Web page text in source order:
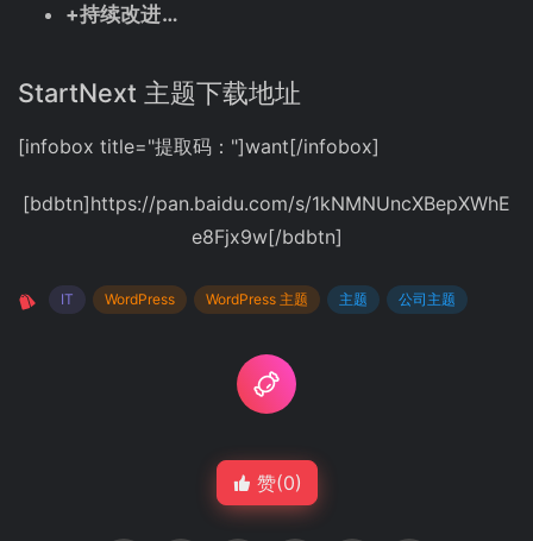
+持续改进…
StartNext 主题下载地址
[infobox title="提取码："]want[/infobox]
[bdbtn]https://pan.baidu.com/s/1kNMNUncXBepXWhE
e8Fjx9w[/bdbtn]
IT WordPress WordPress 主题 主题 公司主题
赞(0)